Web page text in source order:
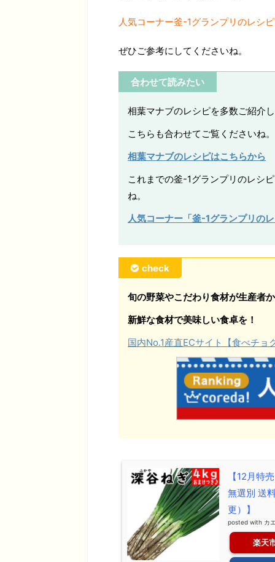
人気コーナー釜-1グランプリのレシ
ぜひご参考にしてくださいね。
合わせて読みたい
相葉マナブのレシピを多数ご紹介
こちらも合わせてご覧くださいね。
相葉マナブのレシピはこちらから
これまでの釜-1グランプリのレシ
ね。
人気コーナー「釜-1グランプリの
check
旬の野菜やこだわり食材が生産者
新鮮な食材で美味しい食卓を！
国内No.1産直ECサイト【食べチ
【12月特
無選別 送
更）】
posted with カ
楽天